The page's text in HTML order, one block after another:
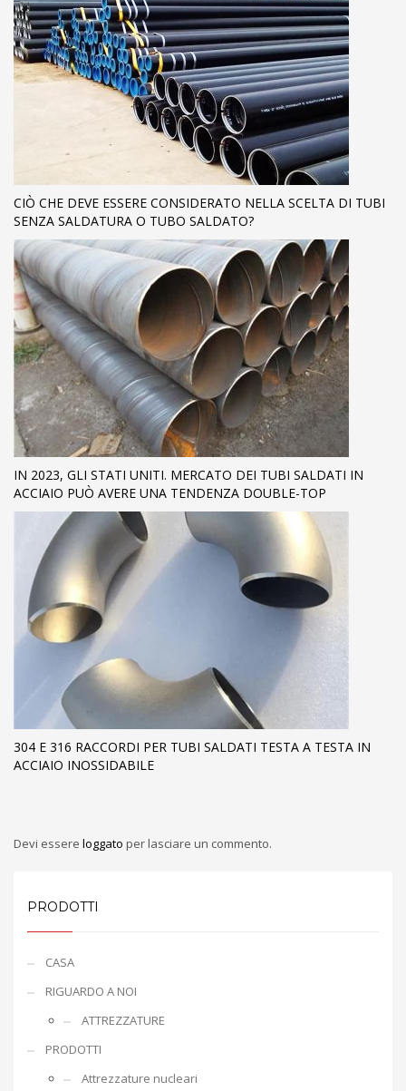
CIÒ CHE DEVE ESSERE CONSIDERATO NELLA SCELTA DI TUBI
SENZA SALDATURA O TUBO SALDATO?
IN 2023, GLI STATI UNITI. MERCATO DEI TUBI SALDATI IN
ACCIAIO PUÒ AVERE UNA TENDENZA DOUBLE-TOP
304 E 316 RACCORDI PER TUBI SALDATI TESTA A TESTA IN
ACCIAIO INOSSIDABILE
Devi essere loggato per lasciare un commento.
PRODOTTI
CASA
RIGUARDO A NOI
ATTREZZATURE
PRODOTTI
Attrezzature nucleari